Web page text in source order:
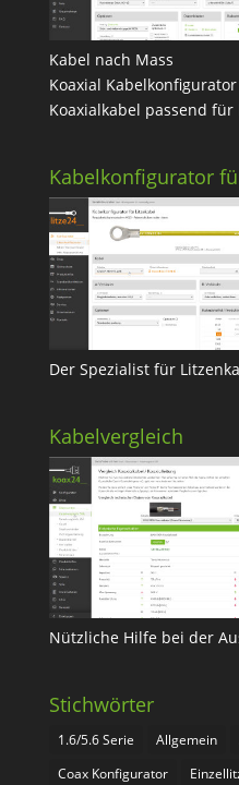
Kabel nach Mass
Koaxial
Koaxialkabel passend
Kabelkonfigurator
Der Spezialist für
Kabelvergleich
Nützliche Hilfe bei der
Stichwörter
1.6/5.6 Serie Allgemein
Coax Konfigurator